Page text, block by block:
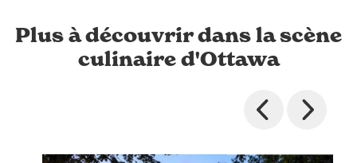
Plus à découvrir dans la scène
culinaire d'Ottawa